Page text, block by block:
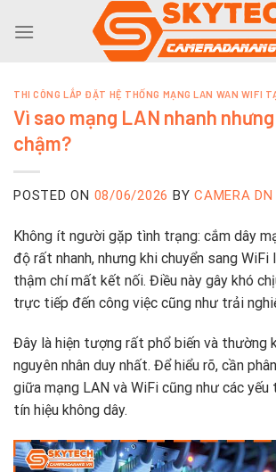
THI CÔNG LẮP ĐẶT HỆ THỐNG MẠNG LAN WAN WIFI
Vì sao mạng LAN nhanh
chậm?
POSTED ON 08/06/2026 BY CAMERA DN
Không ít người gặp tình trạng: cắm dây
độ rất nhanh, nhưng khi chuyển sang
thậm chí mất kết nối. Điều này gây khó
trực tiếp đến công việc cũng như trải
Đây là hiện tượng rất phổ biến và thường
nguyên nhân duy nhất. Để hiểu rõ, cần
giữa mạng LAN và WiFi cũng như các yếu
tín hiệu không dây.